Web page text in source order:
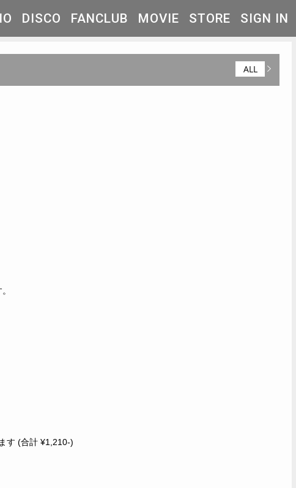
DISCO FANCLUB MOVIE STORE SIGN IN
ALL
す (合計 ¥1,210-)